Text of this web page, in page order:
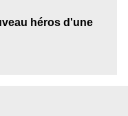
héros d'une